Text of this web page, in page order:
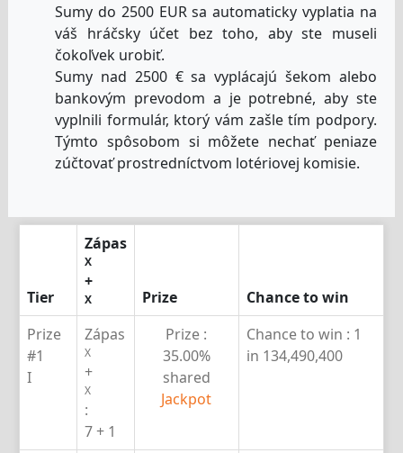
Sumy do 2500 EUR sa automaticky vyplatia na
váš hráčsky účet bez toho, aby ste museli
čokoľvek urobiť.
Sumy nad 2500 € sa vyplácajú šekom alebo
bankovým prevodom a je potrebné, aby ste
vyplnili formulár, ktorý vám zašle tím podpory.
Týmto spôsobom si môžete nechať peniaze
zúčtovať prostredníctvom lotériovej komisie.
Tier
Zápas
X
+
X Prize
Chance to win
Prize
#1
I
Zápas
X
+
X
:
7 + 1
Prize :
35.00%
shared
Jackpot
Chance to win : 1
in 134,490,400